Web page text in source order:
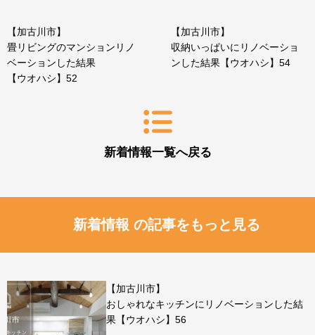
【加古川市】
畳リビングのマンションリノ
ベーションした結果
【ウオハシ】52
新着情報一覧へ戻る
【加古川市】
収納いっぱいにリノベーショ
ンした結果【ウオハシ】54
新着情報 の記事をもっと見る
【加古川市】
おしゃれなキッチンにリノベーションした結
果【ウオハシ】56